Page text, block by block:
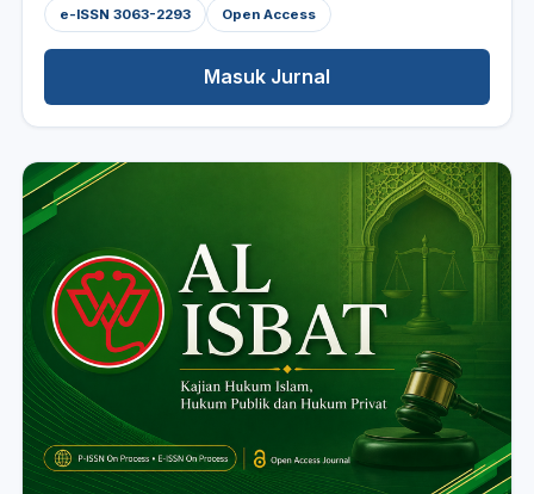
e-ISSN 3063-2293 Open Access
Masuk Jurnal